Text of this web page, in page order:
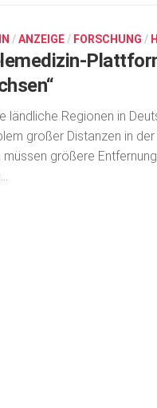
/ANZEIGE / FORSCHUNG /
ländliche Regionen in
großer Distanzen in
müssen größere